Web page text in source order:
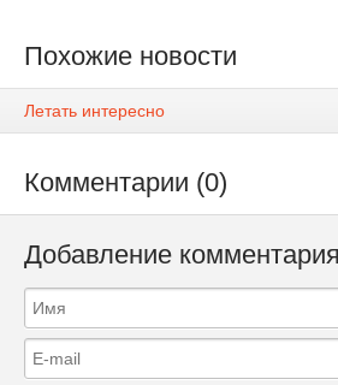
Похожие новости
Летать интересно
Комментарии (0)
Добавление комментария